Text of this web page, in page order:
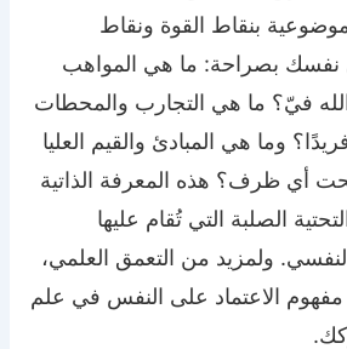
بنقاط القوة ونقاط
نفسك بصراحة: ما هي المواهب
الله فيّ؟ ما هي التجارب والمحطات
وما هي المبادئ والقيم العليا
تحت أي ظرف؟ هذه المعرفة الذاتية
الصلبة التي تُقام عليها
ولمزيد من التعمق العلمي،
مفهوم الاعتماد على النفس في علم